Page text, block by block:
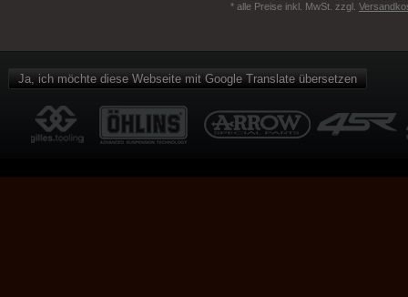
* alle Preise inkl. MwSt. zzgl.
Ja, ich möchte diese Webseite mit Google Translate übersetzen